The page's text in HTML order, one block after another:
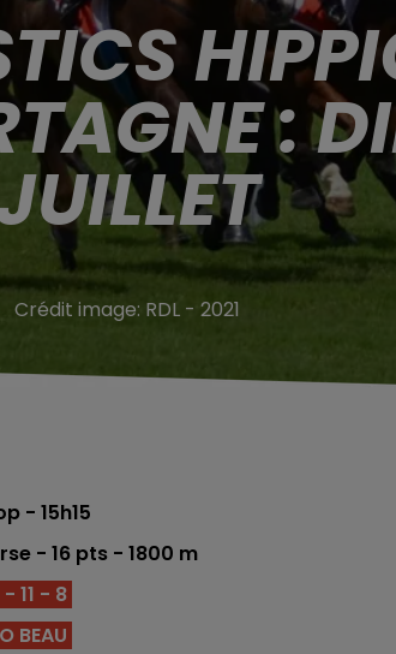
:
Crédit image: RDL - 2021
- 15h15
- 16 pts - 1800 m
11 - 8
BEAU